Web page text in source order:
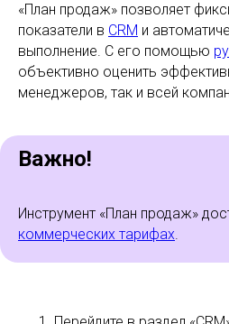
«План продаж» позволяет
показатели в CRM и
выполнение. С его помощью
объективно оценить
менеджеров, так и всей
Важно!
Инструмент «План продаж»
коммерческих тарифах